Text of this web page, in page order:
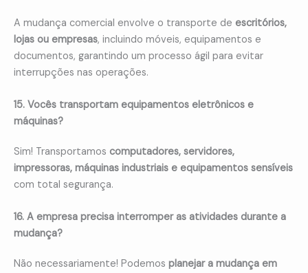
A mudança comercial envolve o transporte de escritórios,
lojas ou empresas, incluindo móveis, equipamentos e
documentos, garantindo um processo ágil para evitar
interrupções nas operações.
15. Vocês transportam equipamentos eletrônicos e
máquinas?
Sim! Transportamos computadores, servidores,
impressoras, máquinas industriais e equipamentos sensíveis
com total segurança.
16. A empresa precisa interromper as atividades durante a
mudança?
Não necessariamente! Podemos planejar a mudança em